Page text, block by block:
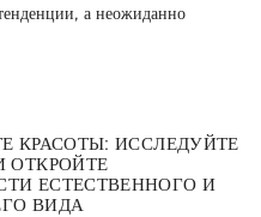
а неожиданно
КРАСОТЫ: ИССЛЕДУЙТЕ
ОТКРОЙТЕ
ЕСТЕСТВЕННОГО И
ВИДА